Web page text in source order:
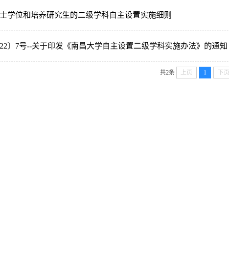
学位和培养研究生的二级学科自主设置实施细则
〕7号--关于印发《南昌大学自主设置二级学科实施办法》的通知
共2条 上页 1 下页